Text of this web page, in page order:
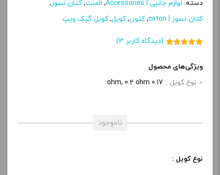
دسته: لوازم جانبی Accessories l , المنت,کتان نسوز ,
کتان نسوز | coton
,کتون,کویل,کویل گیک ویپ
مشتری
(دیدگاه کاربر 3
)
ویژگی‌های محصول
نوع کویل :: 0.17 ohm, 0.2 ohm
ناموجود
نوع کویل :